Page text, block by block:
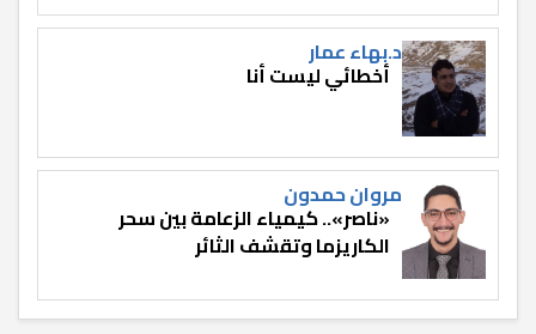
د.بهاء عمار
أخطائي ليست أنا
مروان حمدون
«ناصر».. كيمياء الزعامة بين سحر
الكاريزما وتقشف الثائر